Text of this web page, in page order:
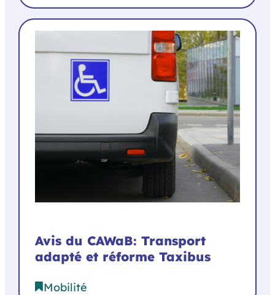
Avis du CAWaB: Transport
adapté et réforme Taxibus
Mobilité